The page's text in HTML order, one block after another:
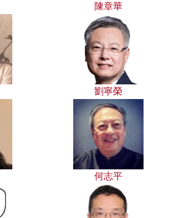
陳章華
劉寧榮
何志平